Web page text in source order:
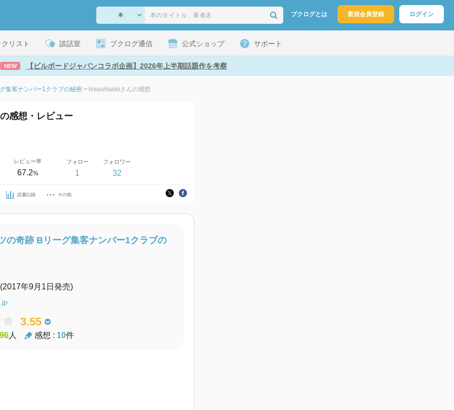
ブクログとは 新規会員登録 ログイン
リスト 談話室 ブクログ通信 公式ショップ サポート
NEW 【ビルボードジャパンコラボ企画】2026年上半期話題作を考察
集客ナンバー1クラブの秘密 > hisashiaokiさんの感想
感想・レビュー
レビュー率
67.2%
フォロー
1
フォロワー
32
読書記録 その他
の奇跡 Bリーグ集客ナンバー1クラブの
(2017年9月1日発売)
3.55
96人 感想 : 10件